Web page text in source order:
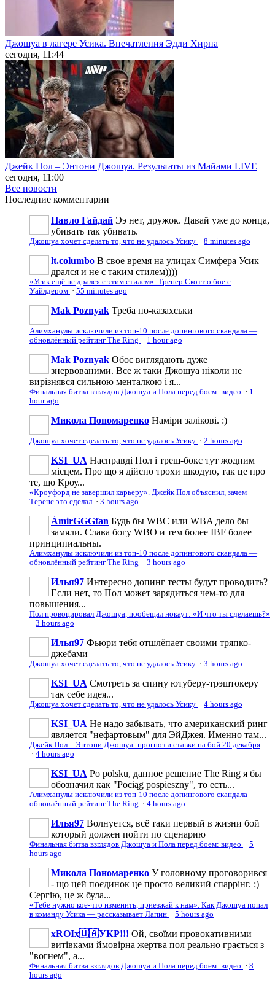
Джошуа в лагере Усика. Впечатления Эдди Хирна
сегодня, 11:44
Джейк Пол – Энтони Джошуа. Результаты из Майами LIVE
сегодня, 11:00
Все новости
Последние комментарии
Павло Гайдай Ээ нет, дружок. Давай уже до конца,
убивать так убивать.
Джошуа хочет сделать то, что не удалось Усику · 8 minutes ago
lt.columbo В свое время на улицах Симфера Усик
дрался и не с таким стилем))))
«Усик ещё не дрался с этим стилем». Тренер Скотт о бое с
Уайлдером · 55 minutes ago
Mak Poznyak Треба по-казахськи
Алимханулы исключили из топ-10 после допингового скандала —
обновлённый рейтинг The Ring · 1 hour ago
Mak Poznyak Обоє виглядають дуже
знервованими. Все ж таки Джошуа ніколи не
вирізнявся сильною менталкою і я...
Финальная битва взглядов Джошуа и Пола перед боем: видео · 1
hour ago
Микола Пономаренко Наміри залікові. :)
Джошуа хочет сделать то, что не удалось Усику · 2 hours ago
KSI_UA Насправді Пол і треш-бокс тут жодним
місцем. Про що я дійсно трохи шкодую, так це про
те, що Кроу...
«Кроуфорд не завершил карьеру». Джейк Пол объяснил, зачем
Теренс это сделал · 3 hours ago
ÀmirGGGfan Будь бы WBC или WBA дело бы
замяли. Слава богу WBO и тем более IBF более
принципиальны.
Алимханулы исключили из топ-10 после допингового скандала —
обновлённый рейтинг The Ring · 3 hours ago
Илья97 Интересно допинг тесты будут проводить?
Если нет, то Пол может зарядиться чем-то для
повышения...
Пол провоцировал Джошуа, пообещал нокаут: «И что ты сделаешь?»
· 3 hours ago
Илья97 Фьюри тебя отшлёпает своими тряпко-
джебами
Джошуа хочет сделать то, что не удалось Усику · 3 hours ago
KSI_UA Смотреть за спину ютуберу-трэштокеру
так себе идея...
Джошуа хочет сделать то, что не удалось Усику · 4 hours ago
KSI_UA Не надо забывать, что американский ринг
является "нефартовым" для ЭйДжея. Именно там...
Джейк Пол – Энтони Джошуа: прогноз и ставки на бой 20 декабря
· 4 hours ago
KSI_UA Po polsku, данное решение The Ring я бы
обозначил как "Pociąg pospieszny", то есть...
Алимханулы исключили из топ-10 после допингового скандала —
обновлённый рейтинг The Ring · 4 hours ago
Илья97 Волнуется, всё таки первый в жизни бой
который должен пойти по сценарию
Финальная битва взглядов Джошуа и Пола перед боем: видео · 5
hours ago
Микола Пономаренко У головному проговорився
- що цей поєдинок це просто великий спаррінг. :)
Сергію, це ж була...
«Тебе нужно кое-что изменить, приезжай к нам». Как Джошуа попал
в команду Усика — рассказывает Лапин · 5 hours ago
xROIx🇺🇦УКР!!! Ой, своїми провокативними
витівками ймовірна жертва пол реально грається з
"вогнем", а...
Финальная битва взглядов Джошуа и Пола перед боем: видео · 8
hours ago